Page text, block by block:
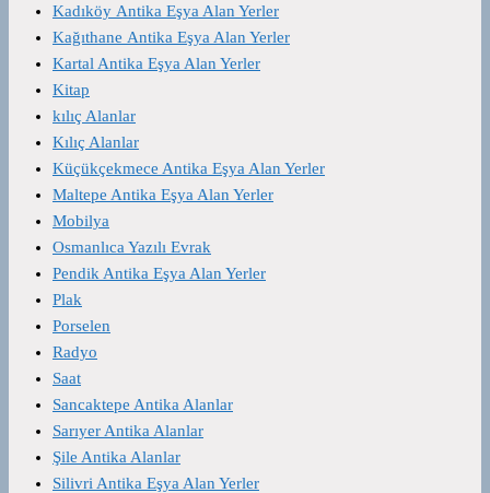
Kadıköy Antika Eşya Alan Yerler
Kağıthane Antika Eşya Alan Yerler
Kartal Antika Eşya Alan Yerler
Kitap
kılıç Alanlar
Kılıç Alanlar
Küçükçekmece Antika Eşya Alan Yerler
Maltepe Antika Eşya Alan Yerler
Mobilya
Osmanlıca Yazılı Evrak
Pendik Antika Eşya Alan Yerler
Plak
Porselen
Radyo
Saat
Sancaktepe Antika Alanlar
Sarıyer Antika Alanlar
Şile Antika Alanlar
Silivri Antika Eşya Alan Yerler